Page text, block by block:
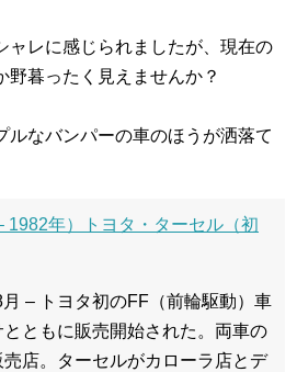
ャレに感じられましたが、現在の
野暮ったく見えませんか？
ルなバンパーの車のほうが洒落て
1982年）トヨタ・ターセル（初
– トヨタ初のFF（前輪駆動）車
ともに販売開始された。両車の
店。ターセルがカローラ店とデ